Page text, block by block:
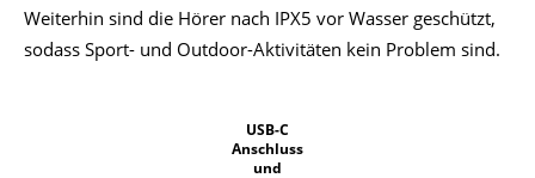
Weiterhin sind die Hörer nach IPX5 vor Wasser geschützt,
sodass Sport- und Outdoor-Aktivitäten kein Problem sind.
USB-C
Anschluss
und